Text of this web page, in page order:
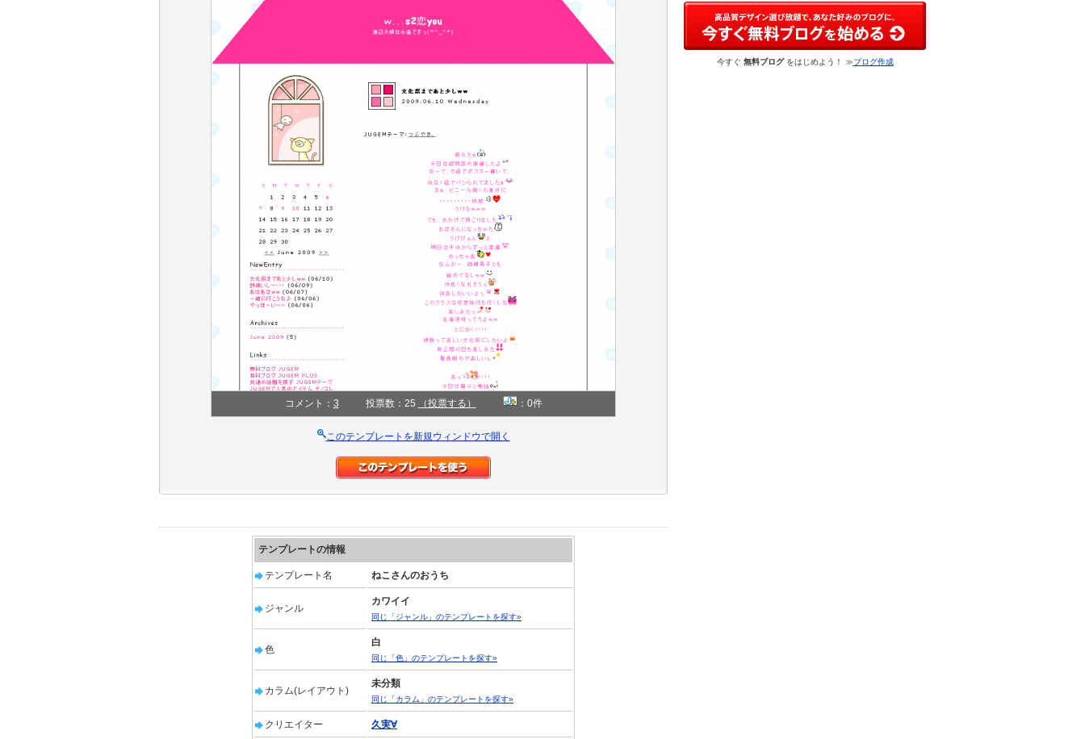
コメント： 3 投票数：25 （投票する） ：0件
このテンプレートを新規ウィンドウで開く
テンプレートの情報
テンプレート名 ねこさんのおうち
ジャンル
カワイイ
同じ「ジャンル」のテンプレートを探す»
色
白
同じ「色」のテンプレートを探す»
カラム(レイアウト)
未分類
同じ「カラム」のテンプレートを探す»
クリエイター 久実∀
今すぐ 無料ブログをはじめよう！ ≫ブログ作成